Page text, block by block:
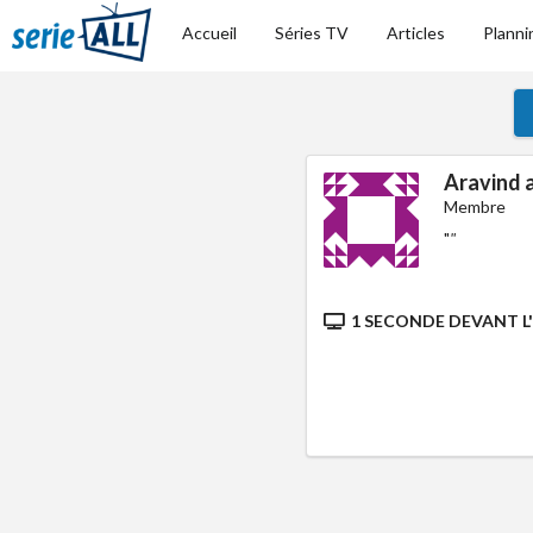
Accueil Séries TV Articles
Aravind
Membre
""
1 SECONDE DEVANT